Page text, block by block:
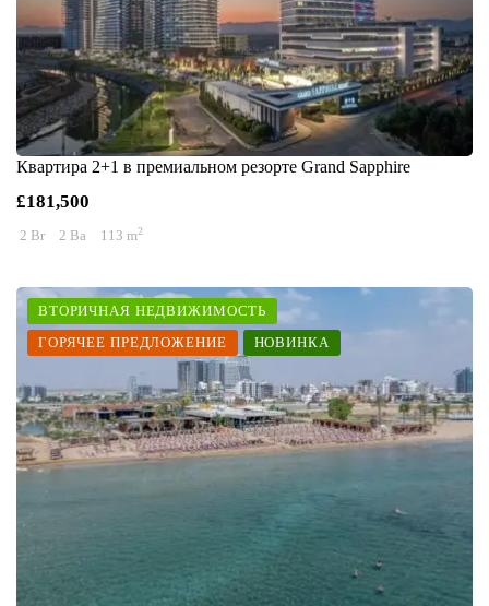
Квартира 2+1 в премиальном резорте Grand Sapphire
£181,500
2 Br 2 Ba 113 m2
ВТОРИЧНАЯ НЕДВИЖИМОСТЬ
ГОРЯЧЕЕ ПРЕДЛОЖЕНИЕ
НОВИНКА